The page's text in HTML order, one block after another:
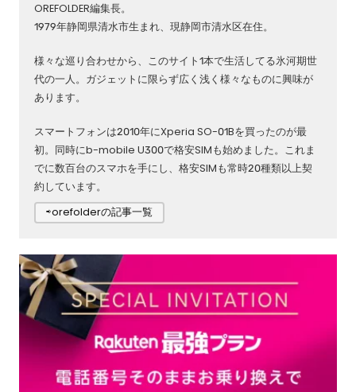
OREFOLDER編集長。
1979年静岡県清水市生まれ、現静岡市清水区在住。
様々な巡り合わせから、このサイト1本で生活してる氷河期世
代の一人。ガジェットに限らず広く浅く様々なものに興味が
あります。
スマートフォンは2010年にXperia SO-01Bを買ったのが最
初。同時にb-mobile U300で格安SIMも始めました。これま
でに数百台のスマホを手にし、格安SIMも常時20種類以上契
約しています。
⇨orefolderの記事一覧